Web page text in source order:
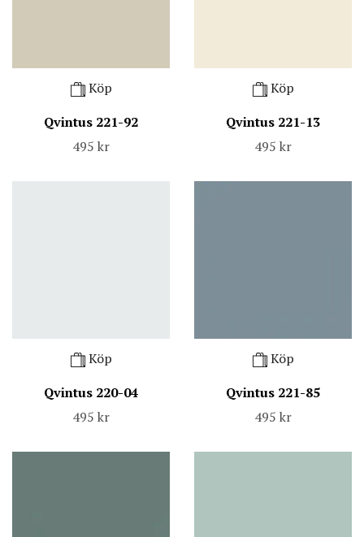
Köp
Qvintus 221-92
495 kr
Köp
Qvintus 221-13
495 kr
Köp
Qvintus 220-04
495 kr
Köp
Qvintus 221-85
495 kr